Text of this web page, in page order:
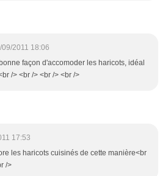
09/2011 18:06
façon d'accomoder les haricots, idéal
/> <br /> <br /> <br />
17:53
les haricots cuisinés de cette manière<br
/>